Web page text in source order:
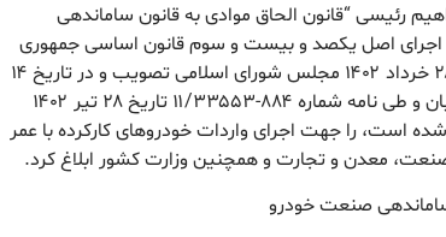
رئیسی “قانون الحاق موادی به قانون ساماندهی
اصل یکصد و بیست و سوم قانون اساسی جمهوری
اسلامی را که در جلسه علنی ۲۸ خرداد ۱۴۰۲ مجلس شورای اسلامی تصویب و در تاریخ ۱۴
تیر ۱۴۰۲ به تایید شورای نگهبان و طی نامه شماره ۸۸۴-۱۱/۳۳۵۵۳ تاریخ ۲۸ تیر ۱۴۰۲
است، را جهت اجرای واردات خودروهای کارکرده با عمر
معدن و تجارت و همچنین وزارت کشور ابلاغ کرد.
ساماندهی صنعت خودرو